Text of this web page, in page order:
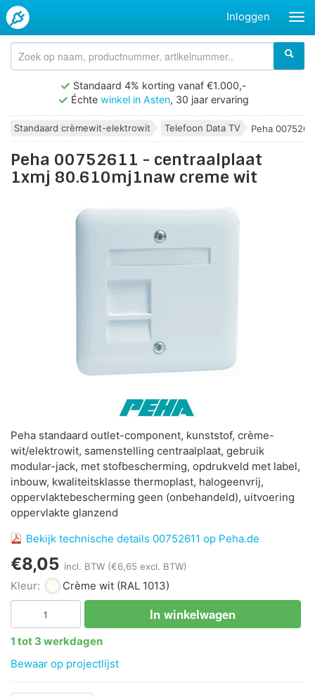
Inloggen
Standaard 4% korting vanaf €1.000,-
Échte winkel in Asten, 30 jaar ervaring
Standaard crèmewit-elektrowit Telefoon Data TV Peha
Peha 00752611 - centraalplaat
1xmj 80.610mj1naw creme wit
Peha standaard outlet-component, kunststof, crème-
wit/elektrowit, samenstelling centraalplaat, gebruik
modular-jack, met stofbescherming, opdrukveld met label,
inbouw, kwaliteitsklasse thermoplast, halogeenvrij,
oppervlaktebescherming geen (onbehandeld), uitvoering
oppervlakte glanzend
Bekijk technische details 00752611 op Peha.de
€8,05 incl. BTW (€6,65 excl. BTW)
Kleur: Crème wit (RAL 1013)
In winkelwagen
1 tot 3 werkdagen
Bewaar op projectlijst